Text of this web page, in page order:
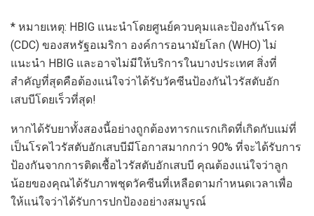
* หมายเหตุ: HBIG แนะนำโดยศูนย์ควบคุมและป้องกันโรค
(CDC) ของสหรัฐอเมริกา องค์การอนามัยโลก (WHO) ไม่
แนะนำ HBIG และอาจไม่มีให้บริการในบางประเทศ สิ่งที่
สำคัญที่สุดคือต้องแน่ใจว่าได้รับวัคซีนป้องกันไวรัสตับอัก
เสบบีโดยเร็วที่สุด!
หากได้รับยาทั้งสองนี้อย่างถูกต้องทารกแรกเกิดที่เกิดกับแม่ที่
เป็นโรคไวรัสตับอักเสบบีมีโอกาสมากกว่า 90% ที่จะได้รับการ
ป้องกันจากการติดเชื้อไวรัสตับอักเสบบี คุณต้องแน่ใจว่าลูก
น้อยของคุณได้รับภาพชุดวัคซีนที่เหลือตามกำหนดเวลาเพื่อ
ให้แน่ใจว่าได้รับการปกป้องอย่างสมบูรณ์